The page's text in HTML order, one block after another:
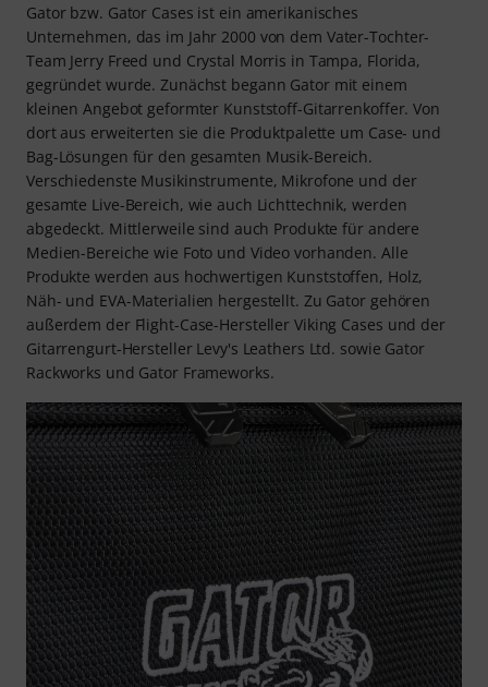
Gator bzw. Gator Cases ist ein amerikanisches
Unternehmen, das im Jahr 2000 von dem Vater-Tochter-
Team Jerry Freed und Crystal Morris in Tampa, Florida,
gegründet wurde. Zunächst begann Gator mit einem
kleinen Angebot geformter Kunststoff-Gitarrenkoffer. Von
dort aus erweiterten sie die Produktpalette um Case- und
Bag-Lösungen für den gesamten Musik-Bereich.
Verschiedenste Musikinstrumente, Mikrofone und der
gesamte Live-Bereich, wie auch Lichttechnik, werden
abgedeckt. Mittlerweile sind auch Produkte für andere
Medien-Bereiche wie Foto und Video vorhanden. Alle
Produkte werden aus hochwertigen Kunststoffen, Holz,
Näh- und EVA-Materialien hergestellt. Zu Gator gehören
außerdem der Flight-Case-Hersteller Viking Cases und der
Gitarrengurt-Hersteller Levy's Leathers Ltd. sowie Gator
Rackworks und Gator Frameworks.